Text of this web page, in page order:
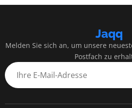
Jaqq
Melden Sie sich an, um unsere
Postfach zu